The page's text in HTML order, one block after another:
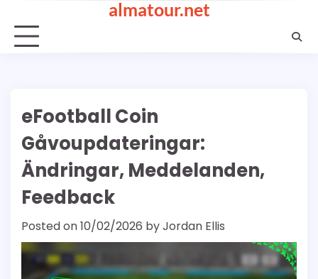
content
almatour.net
eFootball Coin
Gåvoupdateringar:
Ändringar, Meddelanden,
Feedback
Posted on10/02/2026 byJordan Ellis